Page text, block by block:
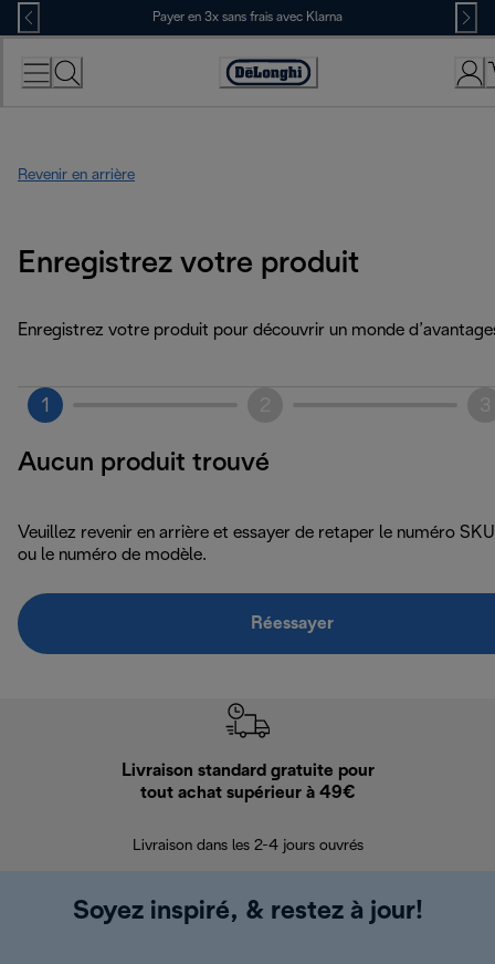
Skip
to
Content
Payer en 3x sans frais avec Klarna
Déclaration
Revenir en arrière
Enregistrez votre produit
Enregistrez votre produit pour découvrir un monde
1
Aucun produit trouvé
Veuillez revenir en arrière et essayer de retaper le numéro SKU
ou le numéro de modèle.
Réessayer
Livraison standard gratuite pour
tout achat supérieur à 49€
Livraison dans les 2-4 jours ouvrés
Soyez inspiré, & restez à jour!